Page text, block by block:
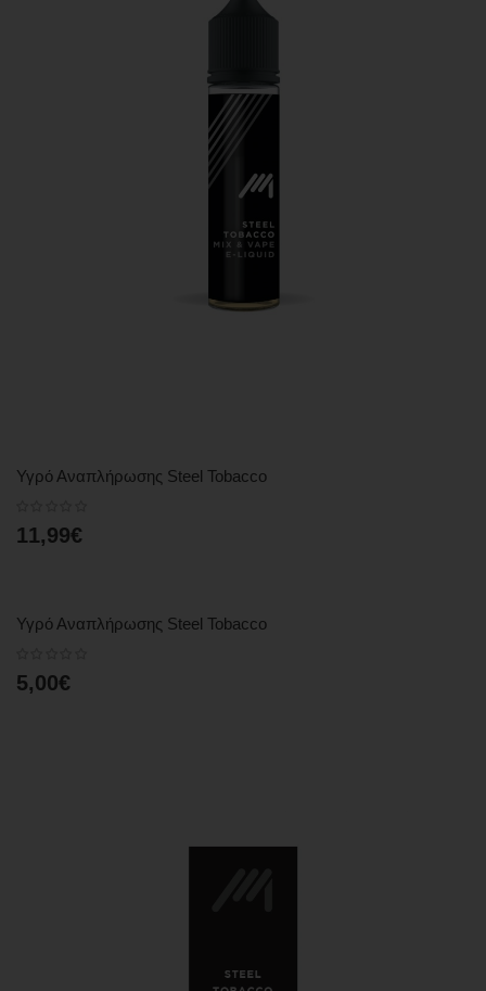
Υγρό Αναπλήρωσης Steel Tobacco
11,99€
Υγρό Αναπλήρωσης Steel Tobacco
5,00€